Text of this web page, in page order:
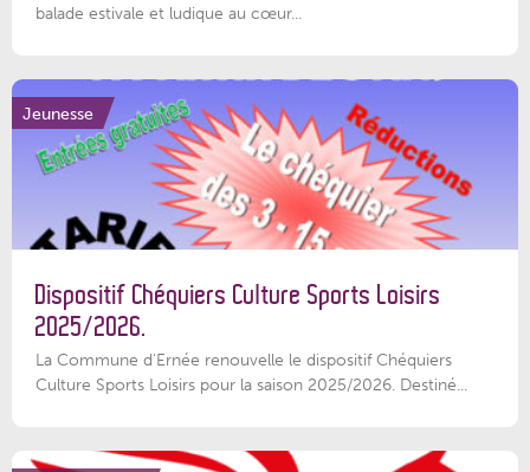
balade estivale et ludique au cœur...
Jeunesse
Dispositif Chéquiers Culture Sports Loisirs
2025/2026.
La Commune d'Ernée renouvelle le dispositif Chéquiers
Culture Sports Loisirs pour la saison 2025/2026. Destiné...